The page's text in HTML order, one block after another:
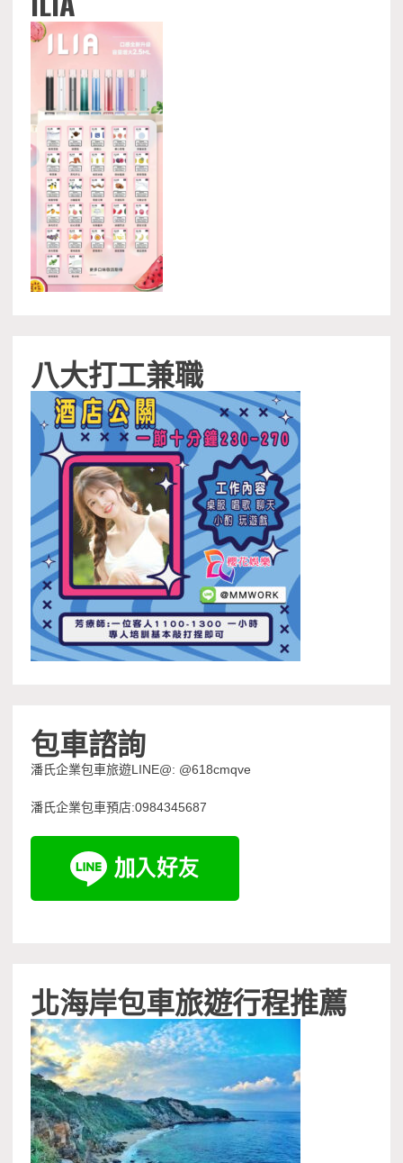
八大打工兼職
包車諮詢
潘氏企業包車旅遊LINE@: @618cmqve
潘氏企業包車預店:0984345687
北海岸包車旅遊行程推薦